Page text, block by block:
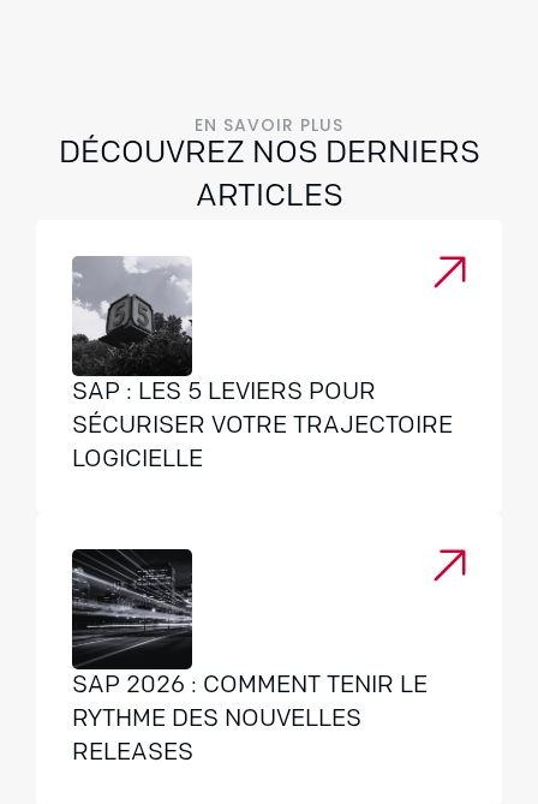
EN SAVOIR PLUS
DÉCOUVREZ NOS DERNIERS
ARTICLES
SAP : LES 5 LEVIERS POUR
SÉCURISER VOTRE TRAJECTOIRE
LOGICIELLE
SAP 2026 : COMMENT TENIR LE
RYTHME DES NOUVELLES
RELEASES